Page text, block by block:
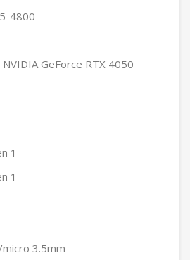
4800
GeForce RTX 4050
1
1
3.5mm